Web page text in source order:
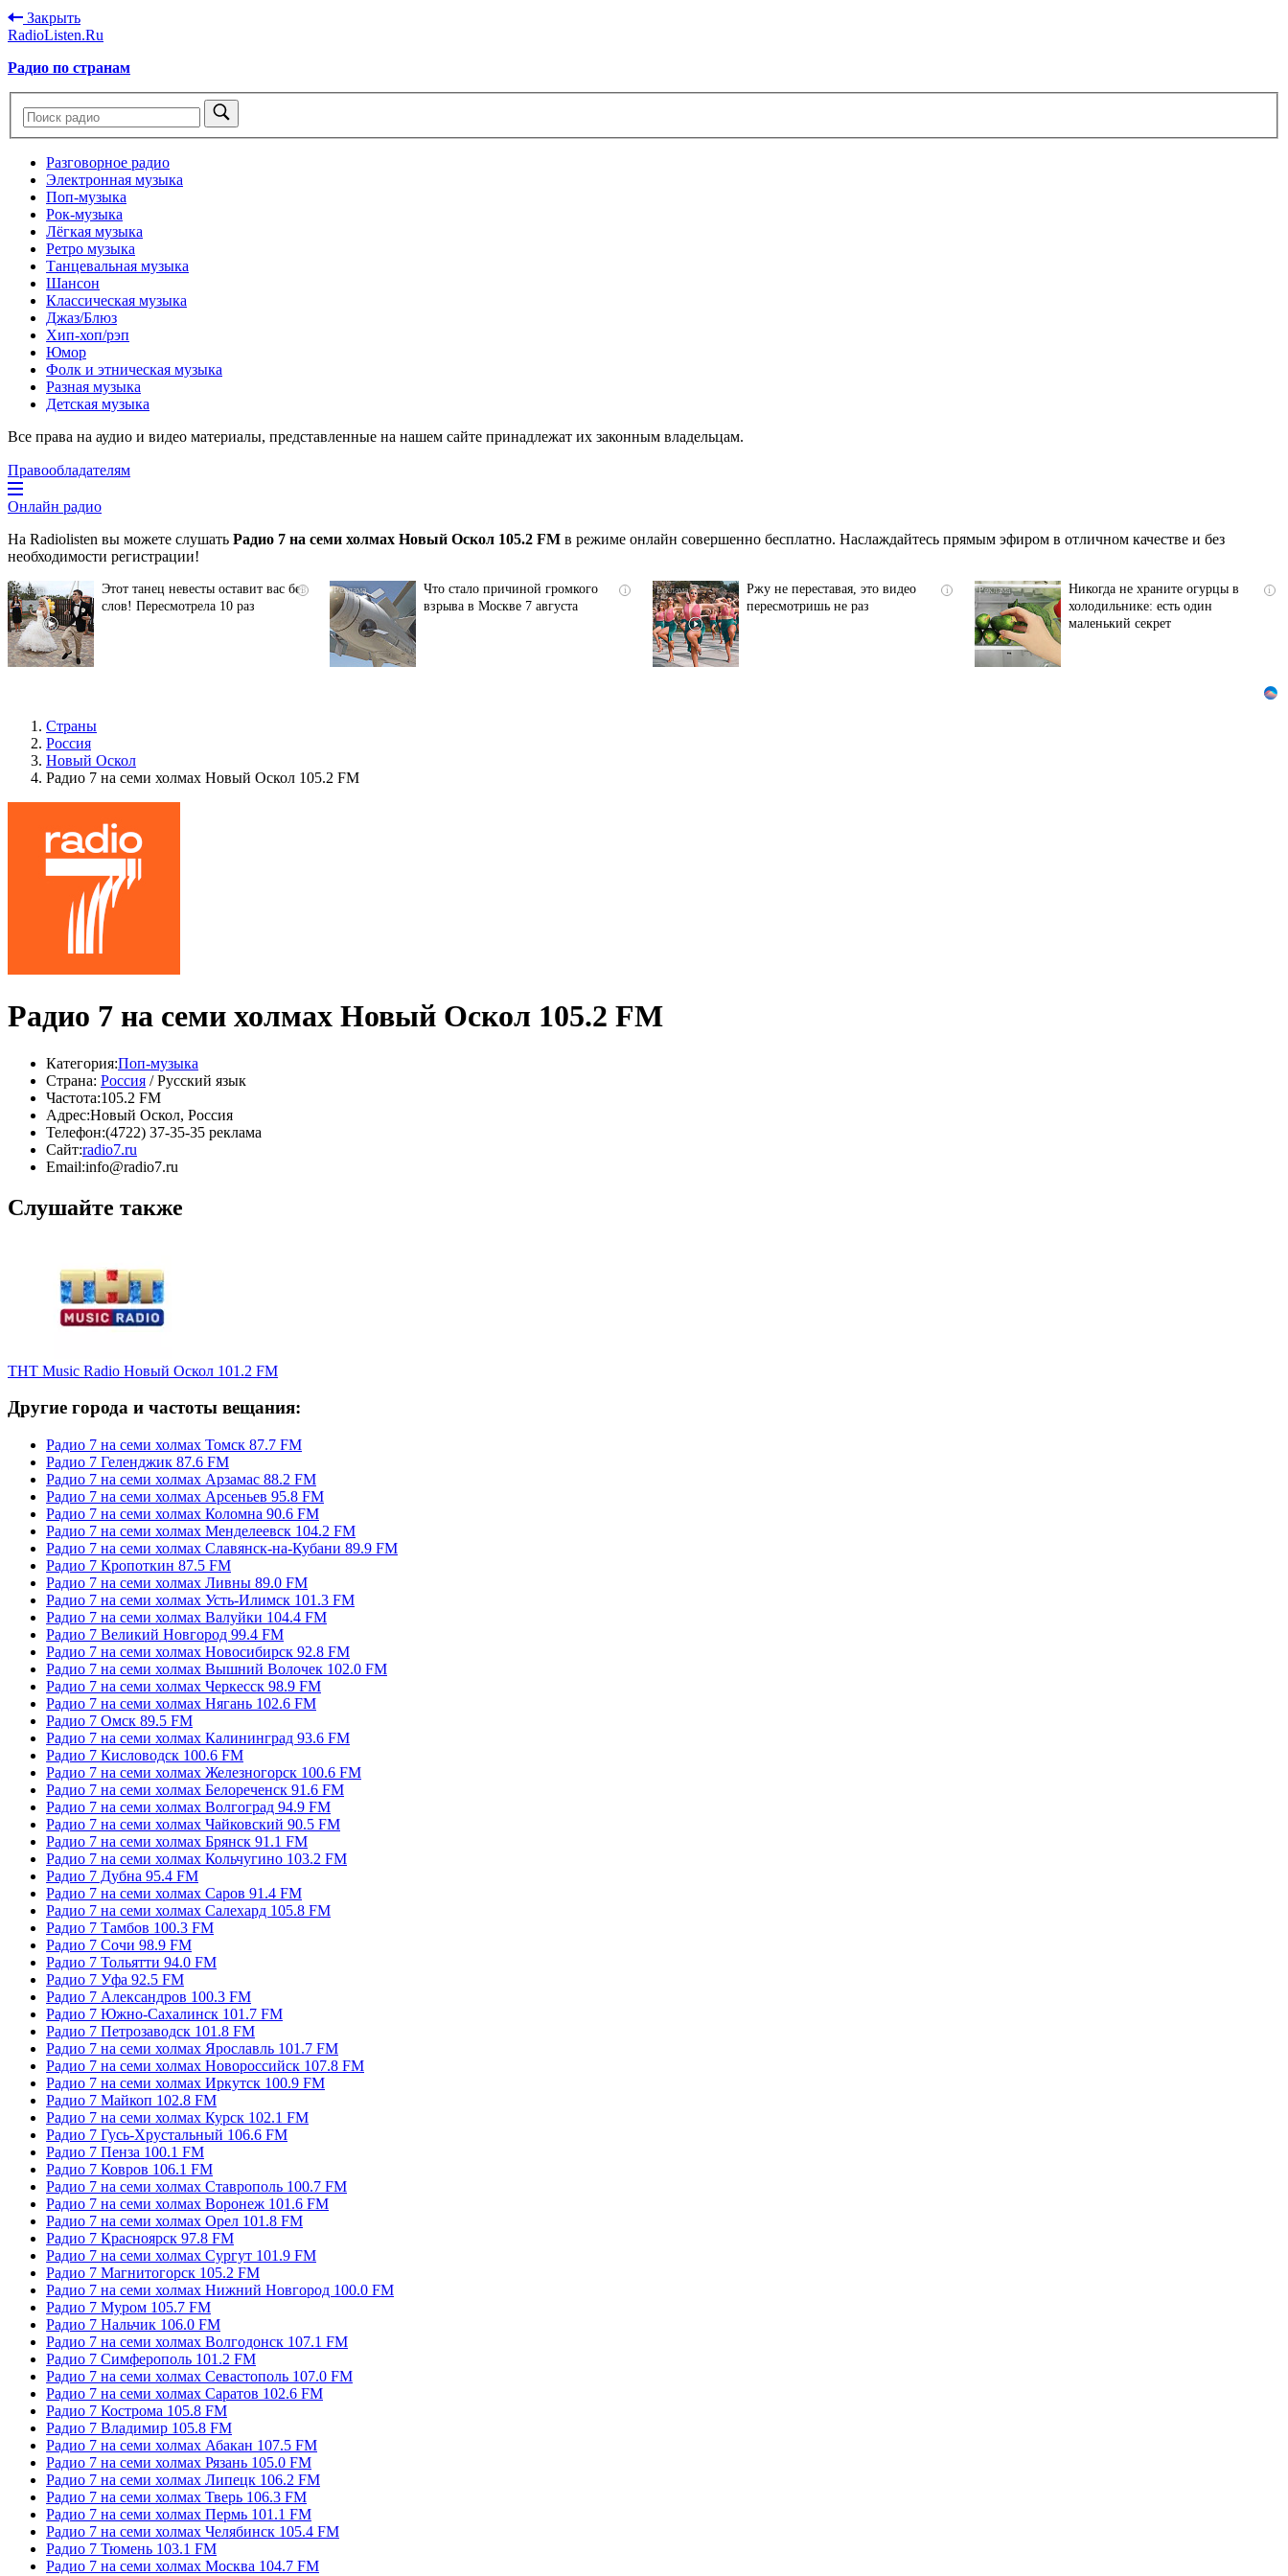
Закрыть
RadioListen.Ru
Радио по странам
Разговорное радио
Электронная музыка
Поп-музыка
Рок-музыка
Лёгкая музыка
Ретро музыка
Танцевальная музыка
Шансон
Классическая музыка
Джаз/Блюз
Хип-хоп/рэп
Юмор
Фолк и этническая музыка
Разная музыка
Детская музыка
Все права на аудио и видео материалы, представленные на нашем сайте принадлежат их законным владельцам.
Правообладателям
Онлайн радио
На Radiolisten вы можете слушать Радио 7 на семи холмах Новый Оскол 105.2 FM в режиме онлайн совершенно бесплатно. Наслаждайтесь прямым эфиром в отличном качестве и без
необходимости регистрации!
i
Этот танец невесты оставит вас без
слов! Пересмотрела 10 раз
i
Что стало причиной громкого
взрыва в Москве 7 августа
i
Ржу не переставая, это видео
пересмотришь не раз
i
Никогда не храните огурцы в
холодильнике: есть один
маленький секрет
Страны
Россия
Новый Оскол
Радио 7 на семи холмах Новый Оскол 105.2 FM
Радио 7 на семи холмах Новый Оскол 105.2 FM
Категория:Поп-музыка
Страна: Россия / Русский язык
Частота:105.2 FM
Адрес:Новый Оскол, Россия
Телефон:(4722) 37-35-35 реклама
Сайт:radio7.ru
Email:info@radio7.ru
Слушайте также
ТНТ Music Radio Новый Оскол 101.2 FM
Другие города и частоты вещания:
Радио 7 на семи холмах Томск 87.7 FM
Радио 7 Геленджик 87.6 FM
Радио 7 на семи холмах Арзамас 88.2 FM
Радио 7 на семи холмах Арсеньев 95.8 FM
Радио 7 на семи холмах Коломна 90.6 FM
Радио 7 на семи холмах Менделеевск 104.2 FM
Радио 7 на семи холмах Славянск-на-Кубани 89.9 FM
Радио 7 Кропоткин 87.5 FM
Радио 7 на семи холмах Ливны 89.0 FM
Радио 7 на семи холмах Усть-Илимск 101.3 FM
Радио 7 на семи холмах Валуйки 104.4 FM
Радио 7 Великий Новгород 99.4 FM
Радио 7 на семи холмах Новосибирск 92.8 FM
Радио 7 на семи холмах Вышний Волочек 102.0 FM
Радио 7 на семи холмах Черкесск 98.9 FM
Радио 7 на семи холмах Нягань 102.6 FM
Радио 7 Омск 89.5 FM
Радио 7 на семи холмах Калининград 93.6 FM
Радио 7 Кисловодск 100.6 FM
Радио 7 на семи холмах Железногорск 100.6 FM
Радио 7 на семи холмах Белореченск 91.6 FM
Радио 7 на семи холмах Волгоград 94.9 FM
Радио 7 на семи холмах Чайковский 90.5 FM
Радио 7 на семи холмах Брянск 91.1 FM
Радио 7 на семи холмах Кольчугино 103.2 FM
Радио 7 Дубна 95.4 FM
Радио 7 на семи холмах Саров 91.4 FM
Радио 7 на семи холмах Салехард 105.8 FM
Радио 7 Тамбов 100.3 FM
Радио 7 Сочи 98.9 FM
Радио 7 Тольятти 94.0 FM
Радио 7 Уфа 92.5 FM
Радио 7 Александров 100.3 FM
Радио 7 Южно-Сахалинск 101.7 FM
Радио 7 Петрозаводск 101.8 FM
Радио 7 на семи холмах Ярославль 101.7 FM
Радио 7 на семи холмах Новороссийск 107.8 FM
Радио 7 на семи холмах Иркутск 100.9 FM
Радио 7 Майкоп 102.8 FM
Радио 7 на семи холмах Курск 102.1 FM
Радио 7 Гусь-Хрустальный 106.6 FM
Радио 7 Пенза 100.1 FM
Радио 7 Ковров 106.1 FM
Радио 7 на семи холмах Ставрополь 100.7 FM
Радио 7 на семи холмах Воронеж 101.6 FM
Радио 7 на семи холмах Орел 101.8 FM
Радио 7 Красноярск 97.8 FM
Радио 7 на семи холмах Сургут 101.9 FM
Радио 7 Магнитогорск 105.2 FM
Радио 7 на семи холмах Нижний Новгород 100.0 FM
Радио 7 Муром 105.7 FM
Радио 7 Нальчик 106.0 FM
Радио 7 на семи холмах Волгодонск 107.1 FM
Радио 7 Симферополь 101.2 FM
Радио 7 на семи холмах Севастополь 107.0 FM
Радио 7 на семи холмах Саратов 102.6 FM
Радио 7 Кострома 105.8 FM
Радио 7 Владимир 105.8 FM
Радио 7 на семи холмах Абакан 107.5 FM
Радио 7 на семи холмах Рязань 105.0 FM
Радио 7 на семи холмах Липецк 106.2 FM
Радио 7 на семи холмах Тверь 106.3 FM
Радио 7 на семи холмах Пермь 101.1 FM
Радио 7 на семи холмах Челябинск 105.4 FM
Радио 7 Тюмень 103.1 FM
Радио 7 на семи холмах Москва 104.7 FM